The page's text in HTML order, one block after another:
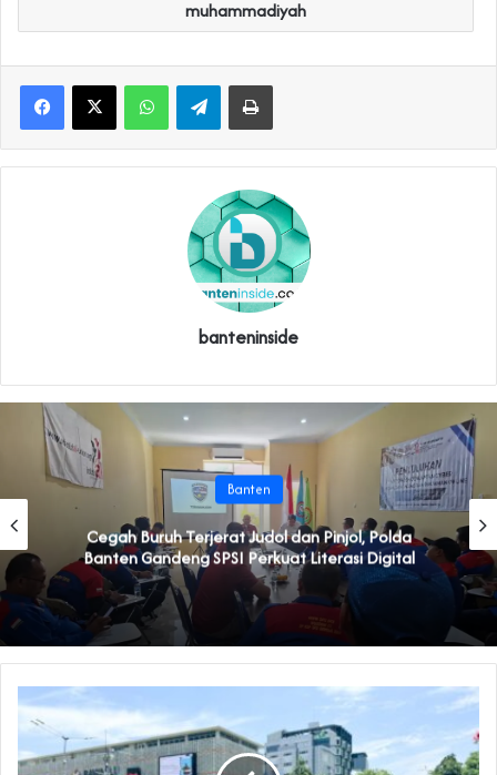
muhammadiyah
WhatsAppTelegramPrint
banteninside
Banten
Cegah Buruh Terjerat Judol dan Pinjol, Polda
Banten Gandeng SPSI Perkuat Literasi Digital